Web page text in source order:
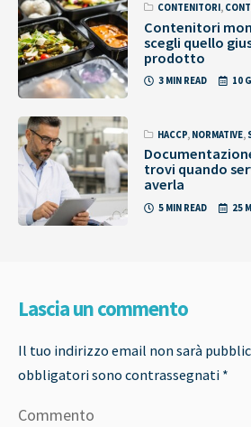
CONTENITORI,
Contenitori
scegli quello
prodotto
3 MIN READ 10
HACCP, NORMATIVE,
trovi quando
averla
5 MIN READ 25
Lascia un commento
Il tuo indirizzo email non sarà
obbligatori sono contrassegnati *
Commento